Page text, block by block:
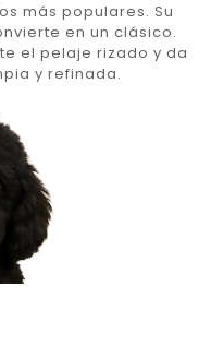
más populares. Su
en un clásico.
el pelaje rizado y da
y refinada.